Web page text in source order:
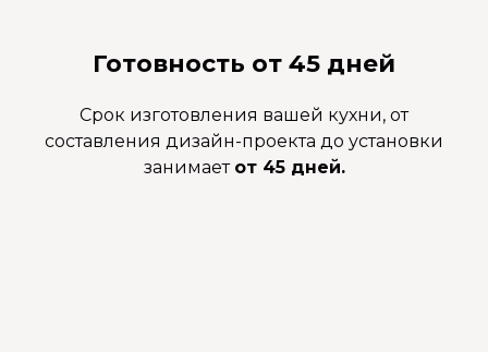
Готовность от 45 дней
Срок изготовления вашей кухни, от
составления дизайн-проекта до установки
занимает от 45 дней.